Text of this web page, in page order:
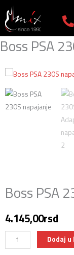
Пређи
на
садржај
Boss PSA
Boss PSA
4.145,00rsd
Boss
PSA
Dodaj u